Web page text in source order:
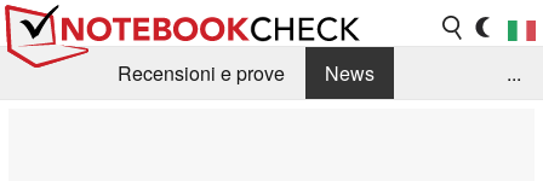
Recensioni e prove
News
...